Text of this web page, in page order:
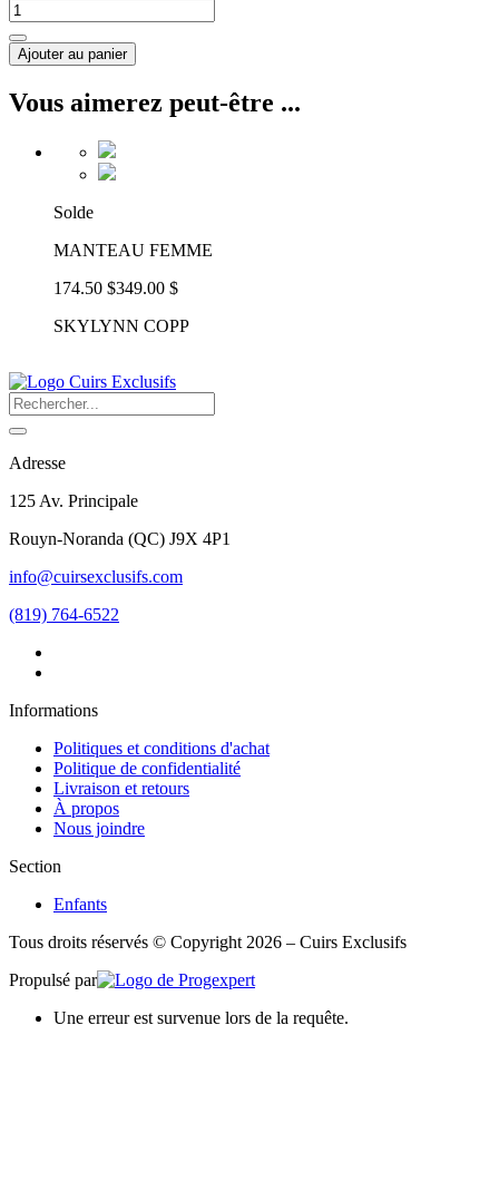
Ajouter au panier
Vous aimerez peut-être ...
Solde
MANTEAU FEMME
174.50 $349.00 $
SKYLYNN COPP
Adresse
125 Av. Principale
Rouyn-Noranda (QC) J9X 4P1
info@cuirsexclusifs.com
(819) 764-6522
Informations
Politiques et conditions d'achat
Politique de confidentialité
Livraison et retours
À propos
Nous joindre
Section
Enfants
Tous droits réservés © Copyright 2026 – Cuirs Exclusifs
Propulsé par
Une erreur est survenue lors de la requête.